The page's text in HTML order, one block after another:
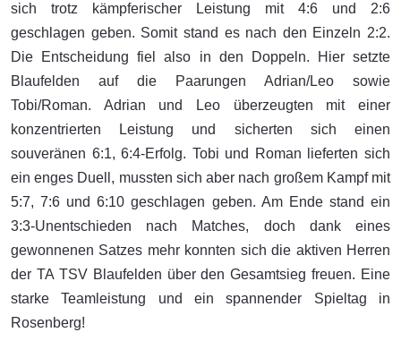
sich trotz kämpferischer Leistung mit 4:6 und 2:6
geschlagen geben. Somit stand es nach den Einzeln 2:2.
Die Entscheidung fiel also in den Doppeln. Hier setzte
Blaufelden auf die Paarungen Adrian/Leo sowie
Tobi/Roman. Adrian und Leo überzeugten mit einer
konzentrierten Leistung und sicherten sich einen
souveränen 6:1, 6:4-Erfolg. Tobi und Roman lieferten sich
ein enges Duell, mussten sich aber nach großem Kampf mit
5:7, 7:6 und 6:10 geschlagen geben. Am Ende stand ein
3:3-Unentschieden nach Matches, doch dank eines
gewonnenen Satzes mehr konnten sich die aktiven Herren
der TA TSV Blaufelden über den Gesamtsieg freuen. Eine
starke Teamleistung und ein spannender Spieltag in
Rosenberg!